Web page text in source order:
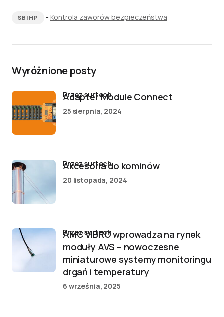
SBIHP - Kontrola zaworów bezpieczeństwa
Wyróżnione posty
Adapter Module Connect
przez surtech
25 sierpnia, 2024
Akcesoria do kominów
przez surtech
20 listopada, 2024
AMC VIBRO wprowadza na rynek
moduły AVS – nowoczesne
miniaturowe systemy monitoringu
drgań i temperatury
przez surtech
6 września, 2025